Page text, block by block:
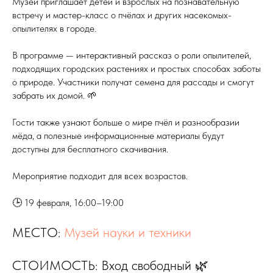
встречу и мастер-класс о пчёлах и других насекомых-
опылителях в городе.
В программе — интерактивный рассказ о роли опылителей,
подходящих городских растениях и простых способах заботы
о природе. Участники получат семена для рассады и смогут
забрать их домой. 🌱
Гости также узнают больше о мире пчёл и разнообразии
мёда, а полезные информационные материалы будут
доступны для бесплатного скачивания.
Мероприятие подходит для всех возрастов.
🕒 19 февраля, 16:00–19:00
МЕСТО: Музей науки и техники
СТОИМОСТЬ: Вход свободный 🌿